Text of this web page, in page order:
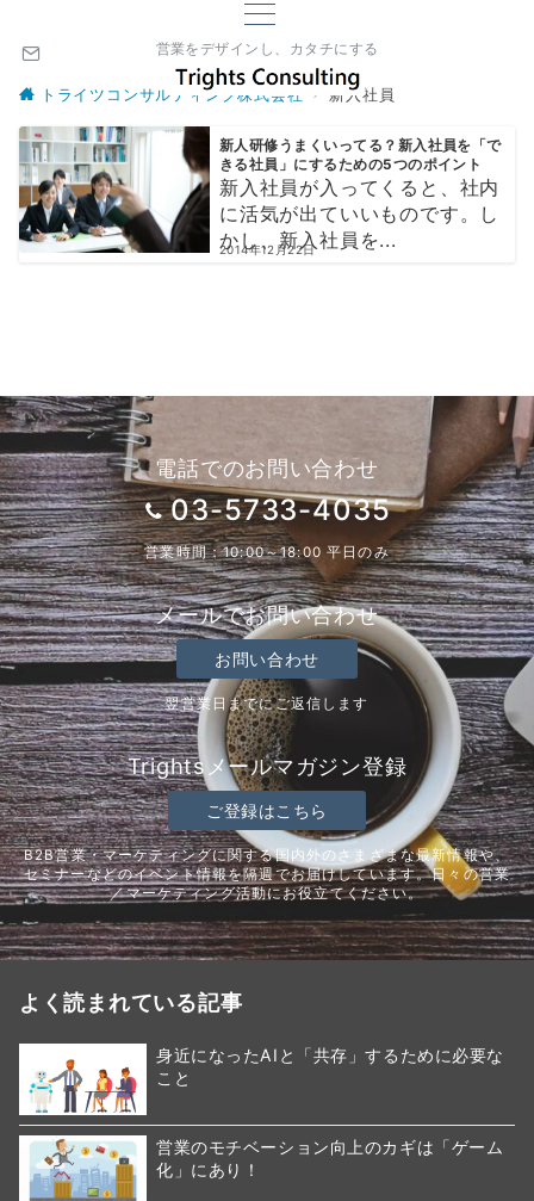
営業をデザインし、カタチにする
トライツコンサルティング株式会社 新入社員
新人研修うまくいってる？新入社員を「で
きる社員」にするための5つのポイント
新入社員が入ってくると、社内
に活気が出ていいものです。し
かし、新入社員を...
2014年12月22日
電話でのお問い合わせ
03-5733-4035
営業時間：10:00～18:00 平日のみ
メールでお問い合わせ
お問い合わせ
翌営業日までにご返信します
Trightsメールマガジン登録
ご登録はこちら
B2B営業・マーケティングに関する国内外のさまざまな最新情報や、
セミナーなどのイベント情報を隔週でお届けしています。日々の営業
／マーケティング活動にお役立てください。
よく読まれている記事
身近になったAIと「共存」するために必要な
こと
営業のモチベーション向上のカギは「ゲーム
化」にあり！